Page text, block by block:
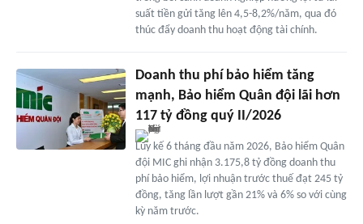
suất tiền gửi tăng lên 4,5-8,2%/năm, qua đó
thúc đẩy doanh thu hoạt động tài chính.
Doanh thu phí bảo hiểm tăng
mạnh, Bảo hiểm Quân đội lãi hơn
117 tỷ đồng quý II/2026
Lũy kế 6 tháng đầu năm 2026, Bảo hiểm Quân
đội MIC ghi nhận 3.175,8 tỷ đồng doanh thu
phí bảo hiểm, lợi nhuận trước thuế đạt 245 tỷ
đồng, tăng lần lượt gần 21% và 6% so với cùng
kỳ năm trước.